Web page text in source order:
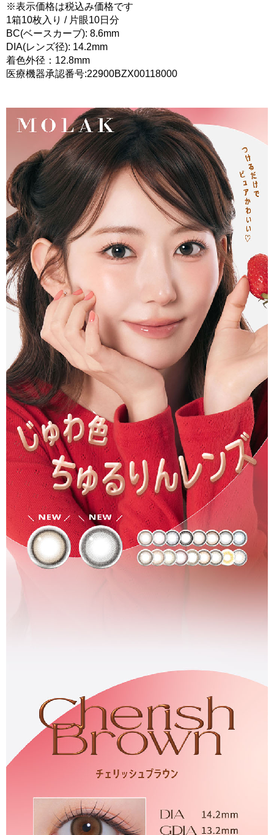
※表示価格は税込み価格です
1箱10枚入り / 片眼10日分
BC(ベースカーブ): 8.6mm
DIA(レンズ径): 14.2mm
着色外径：12.8mm
医療機器承認番号:22900BZX00118000